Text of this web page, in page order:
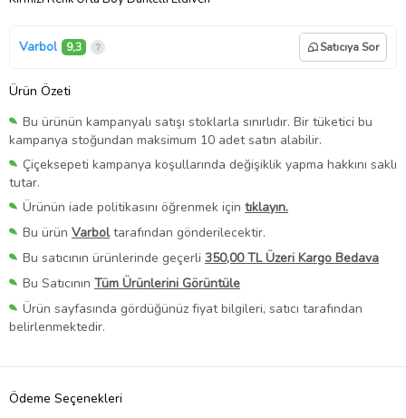
Varbol 9,3 Satıcıya Sor
Ürün Özeti
Bu ürünün kampanyalı satışı stoklarla sınırlıdır. Bir tüketici bu
kampanya stoğundan maksimum 10 adet satın alabilir.
Çiçeksepeti kampanya koşullarında değişiklik yapma hakkını saklı
tutar.
Ürünün iade politikasını öğrenmek için tıklayın.
Bu ürün Varboltarafından gönderilecektir.
Bu satıcının ürünlerinde geçerli 350,00 TL Üzeri Kargo Bedava
Bu Satıcının Tüm Ürünlerini Görüntüle
Ürün sayfasında gördüğünüz fiyat bilgileri, satıcı tarafından
belirlenmektedir.
Ödeme Seçenekleri